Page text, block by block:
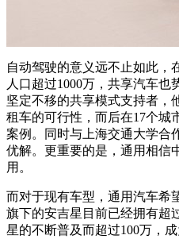
自动驾驶的意义远不止如此，
人口超过1000万，共享汽车也
坚定不移的共享模式支持者，
租车的可行性，而后在17个城
案例。同时与上海交通大学合
优解。更重要的是，通用相信
用。
而对于现有车型，通用汽车希
旗下的安吉星目前已经拥有超
星的不断普及而超过100万，